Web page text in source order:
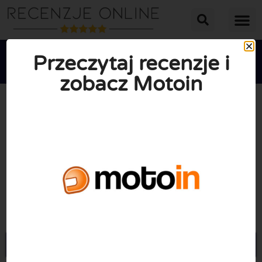
 
Przeczytaj recenzje i
zobacz Motoin